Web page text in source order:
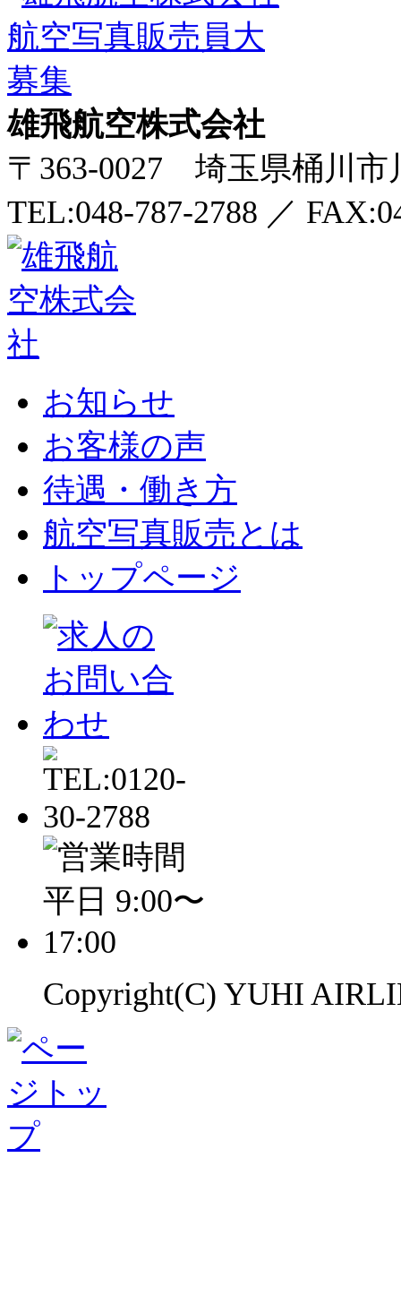
雄飛航空株式会社
〒363-0027 埼玉県桶川市
TEL:048-787-2788 ／
お知らせ
お客様の声
待遇・働き方
航空写真販売とは
トップページ
Copyright(C) YUHI